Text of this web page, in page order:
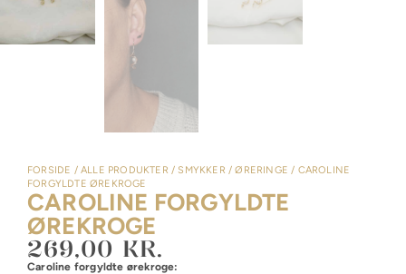
FORSIDE /ALLE PRODUKTER /SMYKKER /ØRERINGE / CAROLINE
FORGYLDTE ØREKROGE
CAROLINE FORGYLDTE
ØREKROGE
269,00 KR.
Caroline forgyldte ørekroge: